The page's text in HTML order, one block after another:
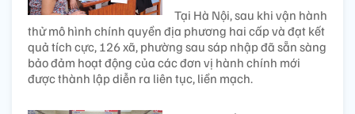
Tại Hà Nội, sau khi vận hành
thử mô hình chính quyền địa phương hai cấp và đạt kết
quả tích cực, 126 xã, phường sau sáp nhập đã sẵn sàng
bảo đảm hoạt động của các đơn vị hành chính mới
được thành lập diễn ra liên tục, liền mạch.